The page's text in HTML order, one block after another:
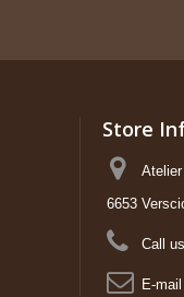
Store
6653
Call
E-